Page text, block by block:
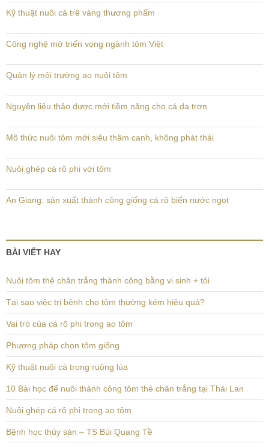
Kỹ thuật nuôi cá trê vàng thương phẩm
Công nghệ mở triển vọng ngành tôm Việt
Quản lý môi trường ao nuôi tôm
Nguyên liệu thảo dược mới tiềm năng cho cá da trơn
Mô thức nuôi tôm mới siêu thâm canh, không phát thải
Nuôi ghép cá rô phi với tôm
An Giang: sản xuất thành công giống cá rô biển nước ngọt
BÀI VIẾT HAY
Nuôi tôm thẻ chân trắng thành công bằng vi sinh + tỏi
Tại sao việc trị bệnh cho tôm thường kém hiệu quả?
Vai trò của cá rô phi trong ao tôm
Phương pháp chọn tôm giống
Kỹ thuật nuôi cá trong ruộng lúa
10 Bài học để nuôi thành công tôm thẻ chân trắng tại Thái Lan
Nuôi ghép cá rô phi trong ao tôm
Bệnh học thủy sản – TS Bùi Quang Tề